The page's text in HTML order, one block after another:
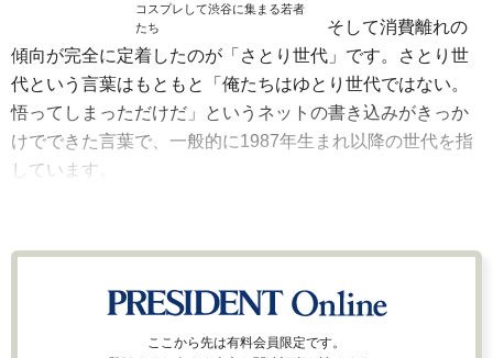
コスプレして渋谷に集まる若者
たち
そして消費離れの
傾向が完全に定着したのが「さとり世代」です。さとり世
代という言葉はもともと「俺たちはゆとり世代ではない。
悟ってしまっただけだ」というネットの書き込みがきっか
けでできた言葉で、一般的に1987年生まれ以降の世代を指
しています。
ここから先は有料会員限定です。